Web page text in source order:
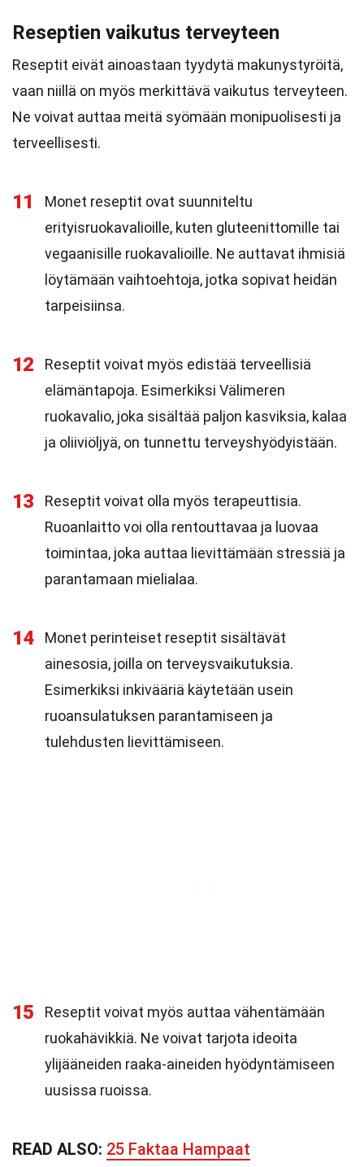
Reseptien vaikutus terveyteen
Reseptit eivät ainoastaan tyydytä makunystyröitä,
vaan niillä on myös merkittävä vaikutus terveyteen.
Ne voivat auttaa meitä syömään monipuolisesti ja
terveellisesti.
11
Monet reseptit ovat suunniteltu
erityisruokavalioille, kuten gluteenittomille tai
vegaanisille ruokavalioille. Ne auttavat ihmisiä
löytämään vaihtoehtoja, jotka sopivat heidän
tarpeisiinsa.
12
Reseptit voivat myös edistää terveellisiä
elämäntapoja. Esimerkiksi Välimeren
ruokavalio, joka sisältää paljon kasviksia, kalaa
ja oliiviöljyä, on tunnettu terveyshyödyistään.
13
Reseptit voivat olla myös terapeuttisia.
Ruoanlaitto voi olla rentouttavaa ja luovaa
toimintaa, joka auttaa lievittämään stressiä ja
parantamaan mielialaa.
14
Monet perinteiset reseptit sisältävät
ainesosia, joilla on terveysvaikutuksia.
Esimerkiksi inkivääriä käytetään usein
ruoansulatuksen parantamiseen ja
tulehdusten lievittämiseen.
15
Reseptit voivat myös auttaa vähentämään
ruokahävikkiä. Ne voivat tarjota ideoita
ylijääneiden raaka-aineiden hyödyntämiseen
uusissa ruoissa.
READ ALSO: 25 Faktaa Hampaat